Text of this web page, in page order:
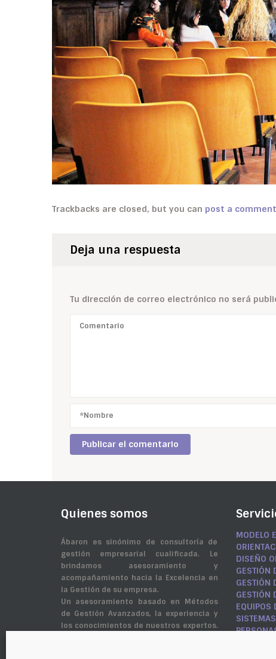
Trackbacks are closed, but you can post a comment
Deja una respuesta
Tu dirección de correo electrónico no será
Quienes somos
Ábaron es sinónimo de consultoría de
gestión empresarial cualificada. Le
brindamos asesoramiento y
acompañamiento hacia la Excelencia en
la Gestión de su empresa.
Un asesoramiento basado en Métodos
de Gestión Avanzados, la experiencia y
los conocimientos de nuestros expertos.
MODELO
DISEÑO
GESTIÓN
GESTIÓN
GESTIÓN
EQUIPOS